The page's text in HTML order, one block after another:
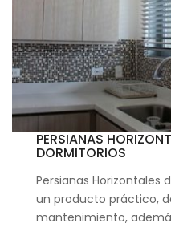
PERSIANAS
DORMITORIOS
Persianas Horizontales
un producto práctico,
mantenimiento,